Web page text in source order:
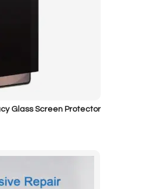
Glass Screen Protector